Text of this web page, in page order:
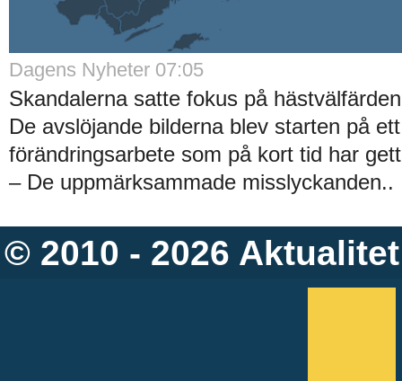
Dagens Nyheter 07:05
Skandalerna satte fokus på
De avslöjande bilderna blev starten på
förändringsarbete som på kort tid har
– De uppmärksammade misslyckanden..
© 2010 - 2026 Aktualitet